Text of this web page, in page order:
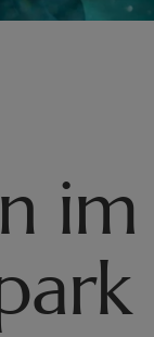
im